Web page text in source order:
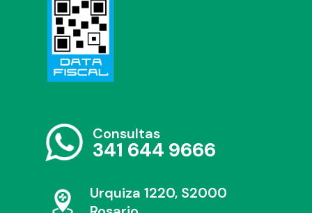
Consultas
341 644 9666
Urquiza 1220, S2000